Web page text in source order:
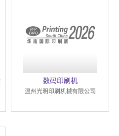
数码印刷机
温州光明印刷机械有限公司